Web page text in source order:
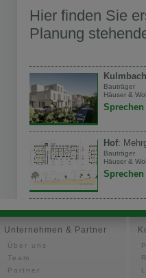
Hier finden Sie
Planung
Kulmbach
Bauträger
Häuser &
Hof:
Bauträger
Häuser &
Unternehmen & Partner
Über uns
Team
Partner